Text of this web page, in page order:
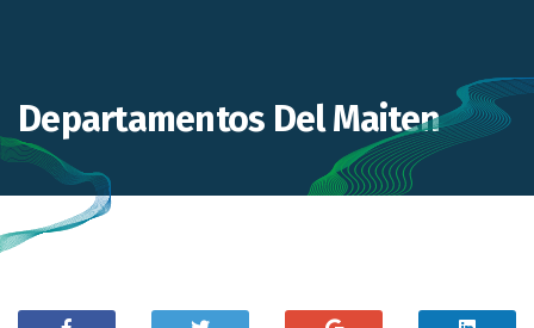
Departamentos Del Maiten